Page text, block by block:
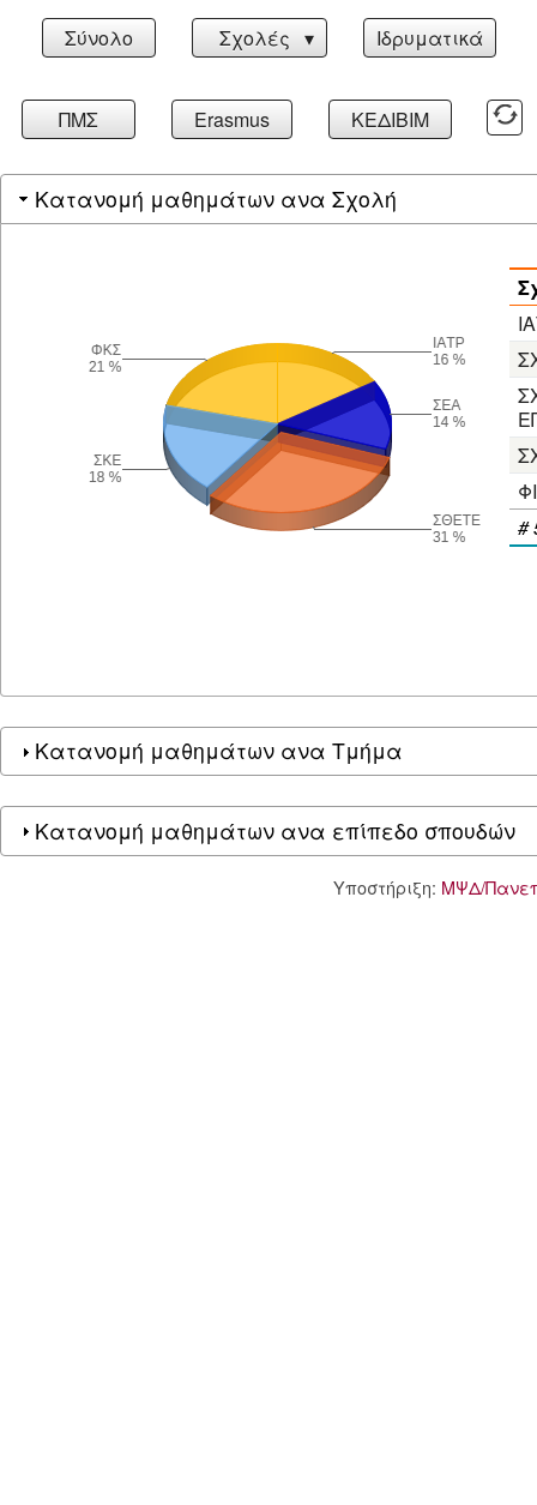
Σύνολο Σχολές ▾ Ιδρυματικά
ΠΜΣ Erasmus ΚΕΔΙΒΙΜ
Κατανομή μαθημάτων ανα Σχολή
#
Κατανομή μαθημάτων ανα Τμήμα
Κατανομή μαθημάτων ανα επίπεδο σπουδών
Υποστήριξη: ΜΨΔ/